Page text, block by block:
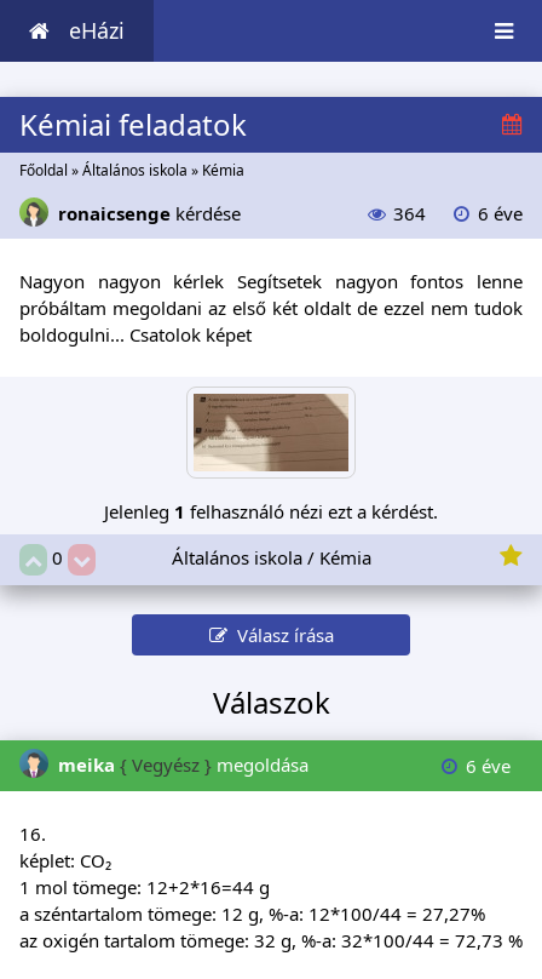
eHázi
Kémiai feladatok
Főoldal »Általános iskola » Kémia
ronaicsenge kérdése 364 6 éve
Nagyon nagyon kérlek Segítsetek nagyon fontos lenne
próbáltam megoldani az első két oldalt de ezzel nem tudok
boldogulni... Csatolok képet
Jelenleg 1 felhasználó nézi ezt a kérdést.
0
Általános iskola / Kémia
Válasz írása
Válaszok
meika { Vegyész } megoldása 6 éve
16.
képlet: CO₂
1 mol tömege: 12+2*16=44 g
a széntartalom tömege: 12 g, %-a: 12*100/44 = 27,27%
az oxigén tartalom tömege: 32 g, %-a: 32*100/44 = 72,73 %